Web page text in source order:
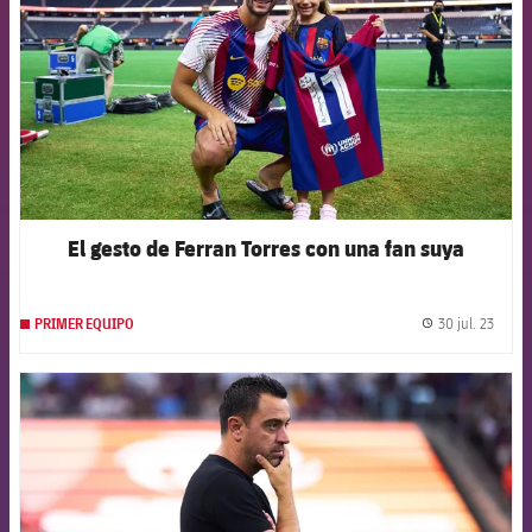
El gesto de Ferran Torres con una fan suya
PRIMER EQUIPO 30 jul. 23
FCB Barcelona badge